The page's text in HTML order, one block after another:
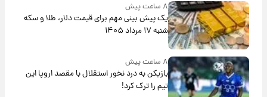
۸ ساعت پیش
یک پیش ‌بینی مهم برای قیمت دلار، طلا و سکه
شنبه ۱۷ مرداد ۱۴۰۵
۸ ساعت پیش
بازیکن به درد نخور استقلال با مقصد اروپا این
تیم را ترک کرد!